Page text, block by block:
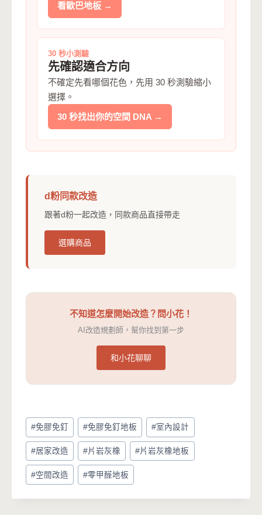
看歐巴地板 →
30 秒小測驗
先確認適合方向
不確定先看哪個花色，先用 30 秒測驗縮小
選擇。
30 秒找出你的空間 DNA →
d粉同款改造
跟著d粉一起改造，同款商品直接帶走
選購商品
不知道怎麼開始改造？問小花！
AI改造規劃師，幫你找到第一步
和小花聊聊
Post
Tags:
#免膠免釘 #免膠免釘地板 #室內設計
#居家改造 #片岩灰橡 #片岩灰橡地板
#空間改造 #零甲醛地板